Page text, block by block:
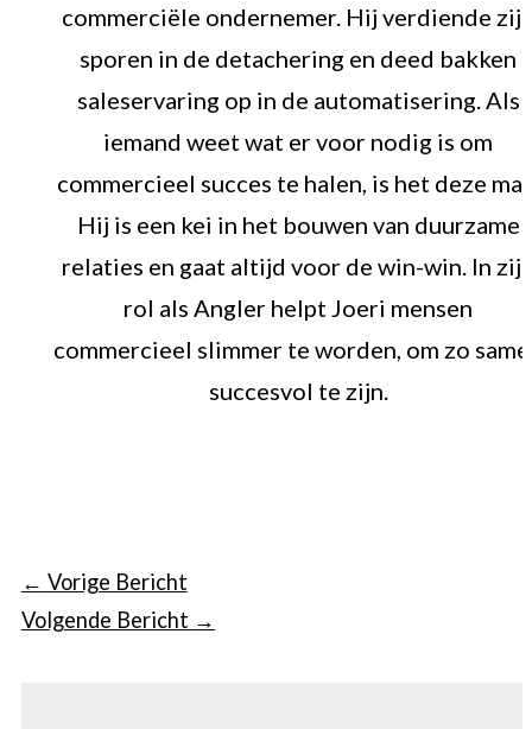
commerciële ondernemer. Hij verdiende
sporen in de detachering en deed bakken
saleservaring op in de automatisering. Als
iemand weet wat er voor nodig is om
commercieel succes te halen, is het deze
Hij is een kei in het bouwen van duurzame
relaties en gaat altijd voor de win-win. In
rol als Angler helpt Joeri mensen
commercieel slimmer te worden, om zo
succesvol te zijn.
← Vorige Bericht
Volgende Bericht →